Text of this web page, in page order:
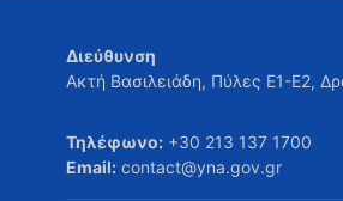
Διεύθυνση
Ακτή Βασιλειάδη, Πύλες Ε1-Ε2,
Τηλέφωνο: +30 213 137 1700
Email: contact@yna.gov.gr